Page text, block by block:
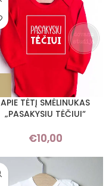
APIE TĖTĮ SMĖLINUKAS
„PASAKYSIU TĖČIUI“
€10,00